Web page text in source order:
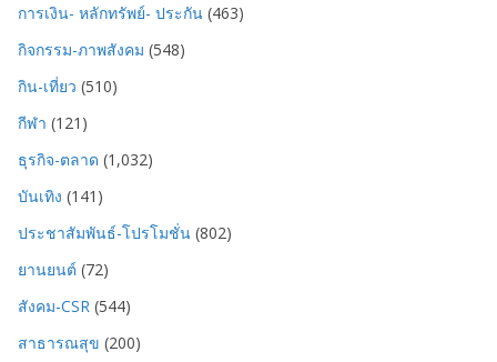
การเงิน- หลักทรัพย์- ประกัน (463)
กิจกรรม-ภาพสังคม (548)
กิน-เที่ยว (510)
กีฬา (121)
ธุรกิจ-ตลาด (1,032)
บันเทิง (141)
ประชาสัมพันธ์-โปรโมชั่น (802)
ยานยนต์ (72)
สังคม-CSR (544)
สาธารณสุข (200)